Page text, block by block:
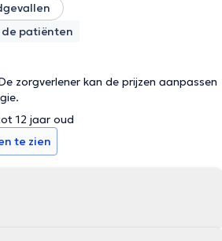
de patiënten
zorgverlener kan de prijzen aanpassen
12 jaar oud
te zien